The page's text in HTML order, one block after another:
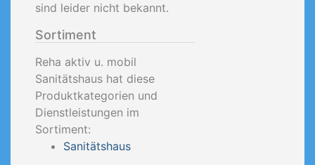
sind leider nicht bekannt.
Sortiment
Reha aktiv u. mobil
Sanitätshaus hat diese
Produktkategorien und
Dienstleistungen im
Sortiment:
Sanitätshaus